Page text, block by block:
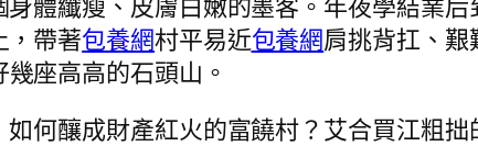
體纖瘦、皮膚白嫩的墨客。年夜學結業
，帶著包養網村平易近包養網肩挑背扛、
座高高的石頭山。
何釀成財產紅火的富饒村？艾合買江粗拙